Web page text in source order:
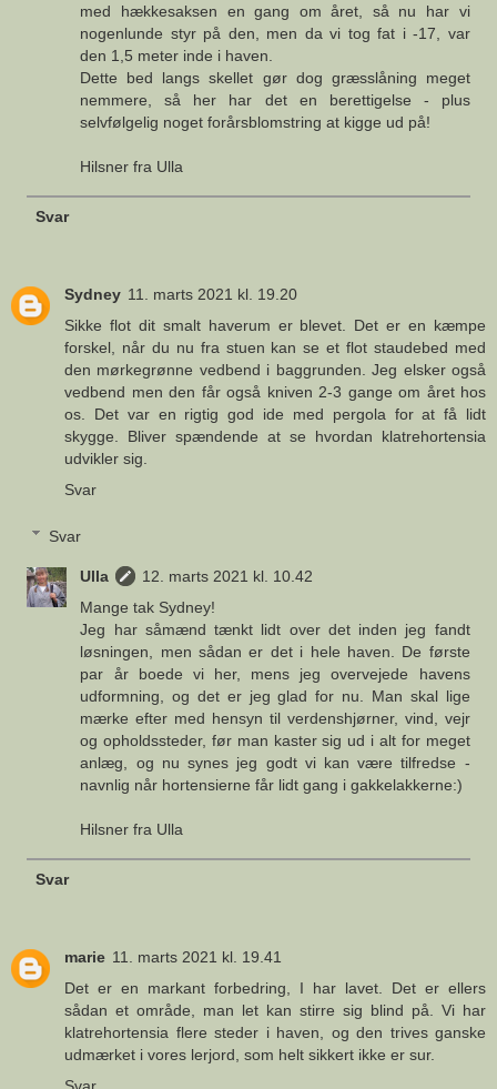
med hækkesaksen en gang om året, så nu har vi
nogenlunde styr på den, men da vi tog fat i -17, var
den 1,5 meter inde i haven.
Dette bed langs skellet gør dog græsslåning meget
nemmere, så her har det en berettigelse - plus
selvfølgelig noget forårsblomstring at kigge ud på!
Hilsner fra Ulla
Svar
Sydney 11. marts 2021 kl. 19.20
Sikke flot dit smalt haverum er blevet. Det er en kæmpe
forskel, når du nu fra stuen kan se et flot staudebed med
den mørkegrønne vedbend i baggrunden. Jeg elsker også
vedbend men den får også kniven 2-3 gange om året hos
os. Det var en rigtig god ide med pergola for at få lidt
skygge. Bliver spændende at se hvordan klatrehortensia
udvikler sig.
Svar
Svar
Ulla
12. marts 2021 kl. 10.42
Mange tak Sydney!
Jeg har såmænd tænkt lidt over det inden jeg fandt
løsningen, men sådan er det i hele haven. De første
par år boede vi her, mens jeg overvejede havens
udformning, og det er jeg glad for nu. Man skal lige
mærke efter med hensyn til verdenshjørner, vind, vejr
og opholdssteder, før man kaster sig ud i alt for meget
anlæg, og nu synes jeg godt vi kan være tilfredse -
navnlig når hortensierne får lidt gang i gakkelakkerne:)
Hilsner fra Ulla
Svar
marie 11. marts 2021 kl. 19.41
Det er en markant forbedring, I har lavet. Det er ellers
sådan et område, man let kan stirre sig blind på. Vi har
klatrehortensia flere steder i haven, og den trives ganske
udmærket i vores lerjord, som helt sikkert ikke er sur.
Svar